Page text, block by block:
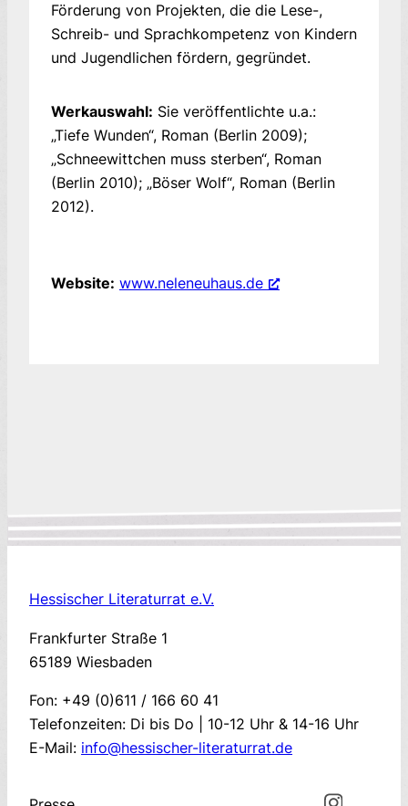
Förderung von Projekten, die die Lese-,
Schreib- und Sprachkompetenz von Kindern
und Jugendlichen fördern, gegründet.
Werkauswahl: Sie veröffentlichte u.a.:
„Tiefe Wunden“, Roman (Berlin 2009);
„Schneewittchen muss sterben“, Roman
(Berlin 2010); „Böser Wolf“, Roman (Berlin
2012).
Website: www.neleneuhaus.de
Hessischer Literaturrat e.V.
Frankfurter Straße 1
65189 Wiesbaden
Fon: +49 (0)611 / 166 60 41
Telefonzeiten: Di bis Do | 10-12 Uhr & 14-16 Uhr
E-Mail: info@hessischer-literaturrat.de